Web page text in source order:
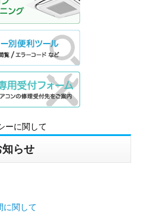
らせ
ーに関して
に関して